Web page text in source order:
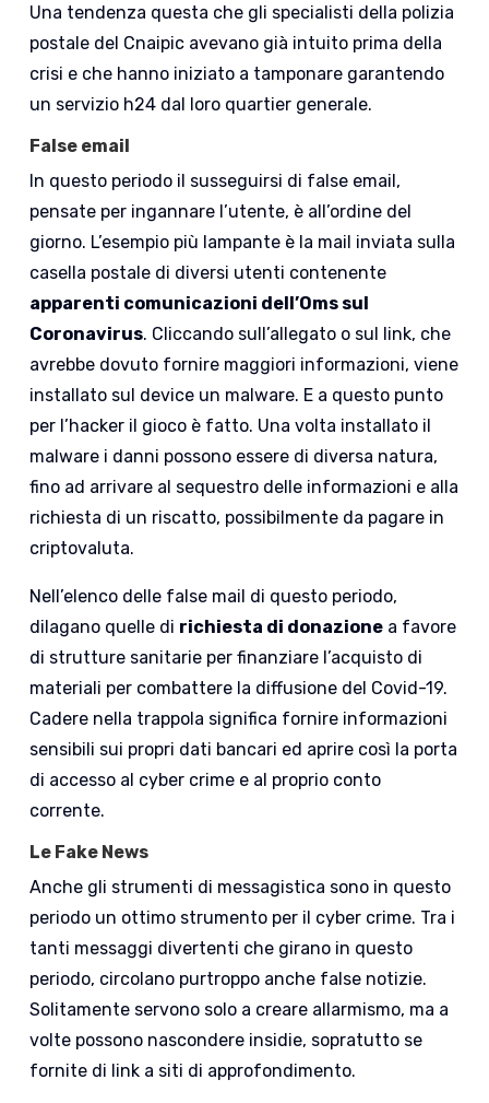
Una tendenza questa che gli specialisti della polizia
postale del Cnaipic avevano già intuito prima della
crisi e che hanno iniziato a tamponare garantendo
un servizio h24 dal loro quartier generale.
False email
In questo periodo il susseguirsi di false email,
pensate per ingannare l’utente, è all’ordine del
giorno. L’esempio più lampante è la mail inviata sulla
casella postale di diversi utenti contenente
apparenti comunicazioni dell’Oms sul
Coronavirus. Cliccando sull’allegato o sul link, che
avrebbe dovuto fornire maggiori informazioni, viene
installato sul device un malware. E a questo punto
per l’hacker il gioco è fatto. Una volta installato il
malware i danni possono essere di diversa natura,
fino ad arrivare al sequestro delle informazioni e alla
richiesta di un riscatto, possibilmente da pagare in
criptovaluta.
Nell’elenco delle false mail di questo periodo,
dilagano quelle di richiesta di donazione a favore
di strutture sanitarie per finanziare l’acquisto di
materiali per combattere la diffusione del Covid-19.
Cadere nella trappola significa fornire informazioni
sensibili sui propri dati bancari ed aprire così la porta
di accesso al cyber crime e al proprio conto
corrente.
Le Fake News
Anche gli strumenti di messagistica sono in questo
periodo un ottimo strumento per il cyber crime. Tra i
tanti messaggi divertenti che girano in questo
periodo, circolano purtroppo anche false notizie.
Solitamente servono solo a creare allarmismo, ma a
volte possono nascondere insidie, sopratutto se
fornite di link a siti di approfondimento.